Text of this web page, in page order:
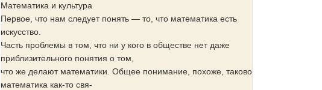
Математика и культура
Первое, что нам следует понять — то, что математика есть
искусство.
Часть проблемы в том, что ни у кого в обществе нет даже
приблизительного понятия о том,
что же делают математики. Общее понимание, похоже, таково, что
математика как-то свя-